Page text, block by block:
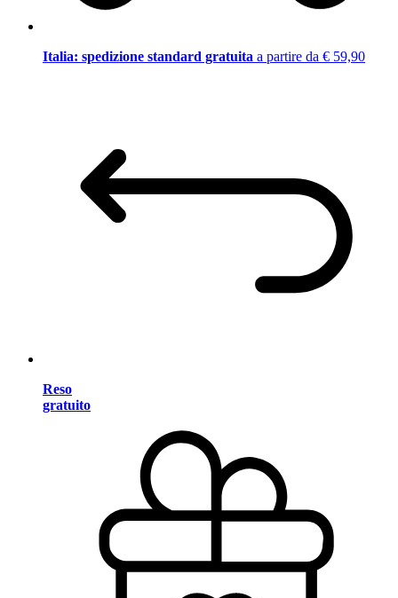
Italia: spedizione standard gratuita a partire da € 59,90
Reso
gratuito